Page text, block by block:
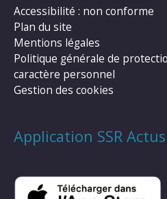
Accessibilité : non conforme
Plan du site
Mentions légales
Politique générale de
caractère personnel
Gestion des cookies
Application SSR Actus